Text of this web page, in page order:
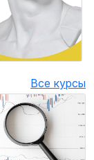
Все курсы